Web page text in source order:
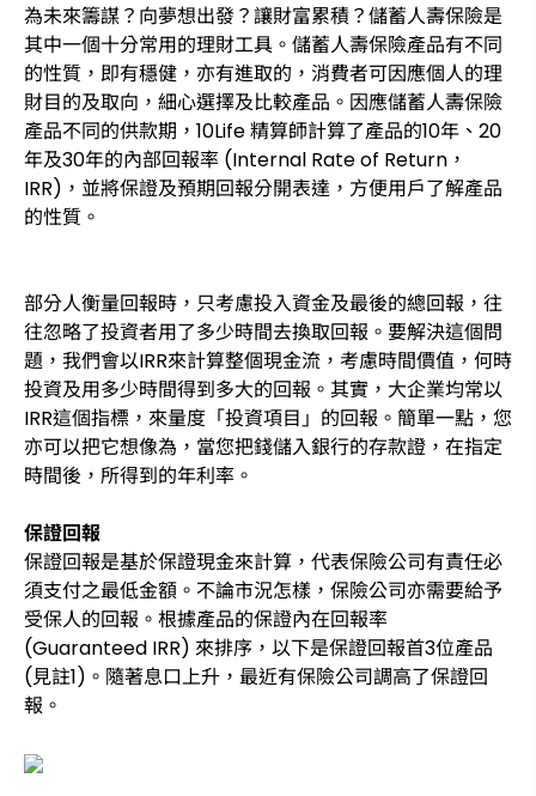
為未來籌謀？向夢想出發？讓財富累積？儲蓄人壽保險是
其中一個十分常用的理財工具。儲蓄人壽保險產品有不同
的性質，即有穩健，亦有進取的，消費者可因應個人的理
財目的及取向，細心選擇及比較產品。因應儲蓄人壽保險
產品不同的供款期，10Life 精算師計算了產品的10年、20
年及30年的內部回報率 (Internal Rate of Return，
IRR)，並將保證及預期回報分開表達，方便用戶了解產品
的性質。
部分人衡量回報時，只考慮投入資金及最後的總回報，往
往忽略了投資者用了多少時間去換取回報。要解決這個問
題，我們會以IRR來計算整個現金流，考慮時間價值，何時
投資及用多少時間得到多大的回報。其實，大企業均常以
IRR這個指標，來量度「投資項目」的回報。簡單一點，您
亦可以把它想像為，當您把錢儲入銀行的存款證，在指定
時間後，所得到的年利率。
保證回報
保證回報是基於保證現金來計算，代表保險公司有責任必
須支付之最低金額。不論市況怎樣，保險公司亦需要給予
受保人的回報。根據產品的保證內在回報率
(Guaranteed IRR) 來排序，以下是保證回報首3位產品
(見註1)。隨著息口上升，最近有保險公司調高了保證回
報。